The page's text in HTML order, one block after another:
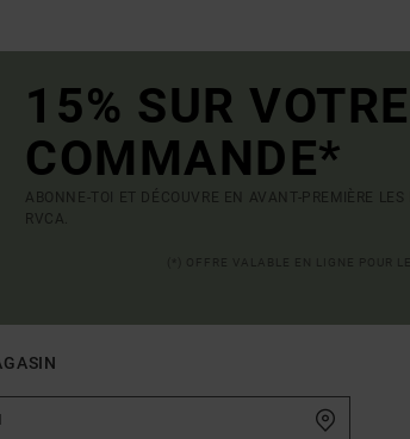
15% SUR
COMMANDE*
ABONNE-TOI ET DÉCOUVRE EN AVANT-PREMIÈRE
RVCA.